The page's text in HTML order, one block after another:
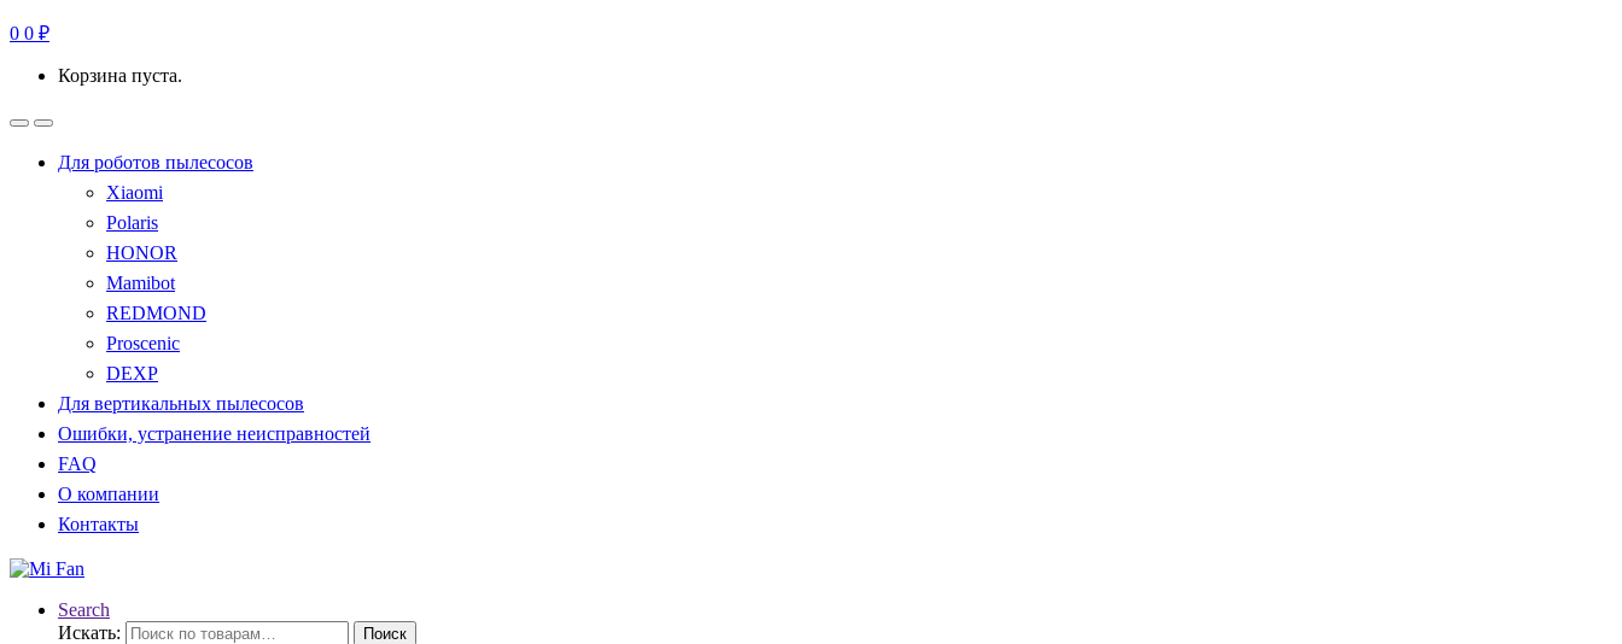
0 0 ₽
Корзина пуста.
Для роботов пылесосов
Xiaomi
Polaris
HONOR
Mamibot
REDMOND
Proscenic
DEXP
Для вертикальных пылесосов
Ошибки, устранение неисправностей
FAQ
О компании
Контакты
Search
Искать:
Поиск